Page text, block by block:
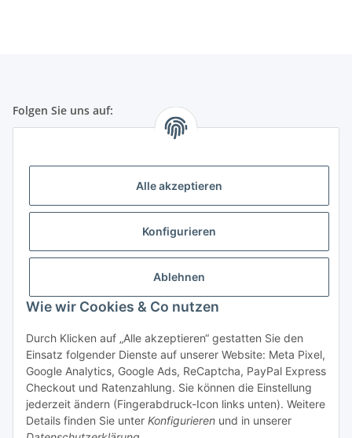
Alle akzeptieren
Konfigurieren
Ablehnen
Wie wir Cookies & Co nutzen
Durch Klicken auf „Alle akzeptieren“ gestatten Sie den
Einsatz folgender Dienste auf unserer Website: Meta Pixel,
Google Analytics, Google Ads, ReCaptcha, PayPal Express
Checkout und Ratenzahlung. Sie können die Einstellung
jederzeit ändern (Fingerabdruck-Icon links unten). Weitere
Details finden Sie unter Konfigurieren und in unserer
Folgen Sie uns auf:
Gesetzliche Informationen
Telefonische Beratung und Bestellung unter:
+49 (0) 651 99 555 055
(deut. Festnetznummer)
Mo-Fr von 8:30h bis 17:30h
DE-ÖKO-001
Sonstige Anfragen